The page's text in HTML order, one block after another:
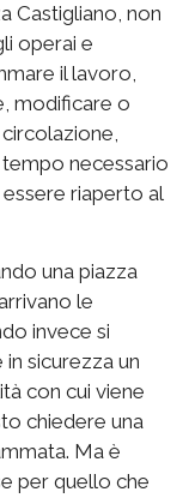
Castigliano, non
operai e
il lavoro,
modificare o
tempo necessario
riaperto al
una piazza
le
invece si
sicurezza un
con cui viene
chiedere una
Ma è
per quello che